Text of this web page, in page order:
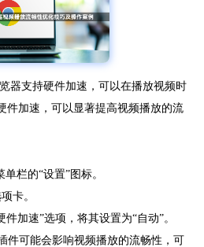
器支持硬件加速，可以在播放视频时
件加速，可以显著提高视频播放的流
栏的“设置”图标。
卡。
加速”选项，将其设置为“自动”。
件可能会影响视频播放的流畅性，可